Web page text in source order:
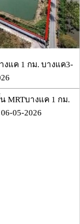
แค 1 กม. บางแค3-
MRTบางแค 1 กม.
05-2026